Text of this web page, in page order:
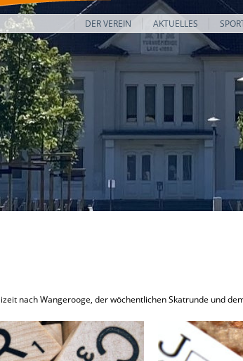
DER VEREIN AKTUELLES
nach Wangerooge, der wöchentlichen Skatrunde und